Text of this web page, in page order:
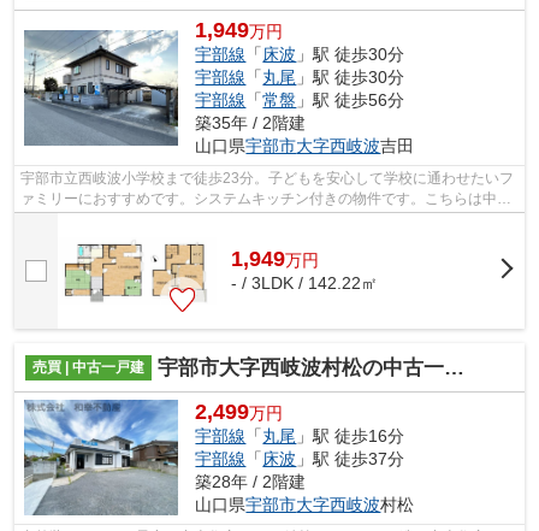
1,949万円
宇部線 「 床波 」駅 徒歩30分
宇部線 「丸尾 」駅 徒歩30分
宇部線 「常盤 」駅 徒歩56分
築35年 / 2階建
山口県宇部市大字西岐波吉田
宇部市立西岐波小学校まで徒歩23分。子どもを安心して学校に通わせたいフ
ァミリーにおすすめです。システムキッチン付きの物件です。こちらは中古
1,949万円
- / 3LDK / 142.22㎡
売買 | 中古一戸建 宇部市大字西岐波村松の中古一戸建
2,499万円
宇部線 「丸尾 」駅 徒歩16分
宇部線 「 床波 」駅 徒歩37分
築28年 / 2階建
山口県宇部市大字西岐波村松